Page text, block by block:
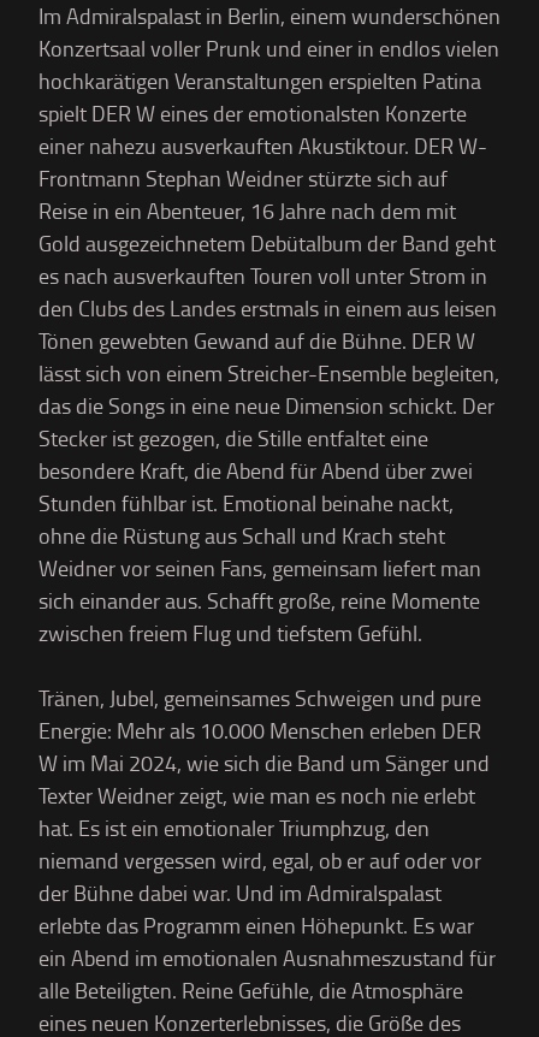
Im Admiralspalast in Berlin, einem wunderschönen
Konzertsaal voller Prunk und einer in endlos vielen
hochkarätigen Veranstaltungen erspielten Patina
spielt DER W eines der emotionalsten Konzerte
einer nahezu ausverkauften Akustiktour. DER W-
Frontmann Stephan Weidner stürzte sich auf
Reise in ein Abenteuer, 16 Jahre nach dem mit
Gold ausgezeichnetem Debütalbum der Band geht
es nach ausverkauften Touren voll unter Strom in
den Clubs des Landes erstmals in einem aus leisen
Tönen gewebten Gewand auf die Bühne. DER W
lässt sich von einem Streicher-Ensemble begleiten,
das die Songs in eine neue Dimension schickt. Der
Stecker ist gezogen, die Stille entfaltet eine
besondere Kraft, die Abend für Abend über zwei
Stunden fühlbar ist. Emotional beinahe nackt,
ohne die Rüstung aus Schall und Krach steht
Weidner vor seinen Fans, gemeinsam liefert man
sich einander aus. Schafft große, reine Momente
zwischen freiem Flug und tiefstem Gefühl.
Tränen, Jubel, gemeinsames Schweigen und pure
Energie: Mehr als 10.000 Menschen erleben DER
W im Mai 2024, wie sich die Band um Sänger und
Texter Weidner zeigt, wie man es noch nie erlebt
hat. Es ist ein emotionaler Triumphzug, den
niemand vergessen wird, egal, ob er auf oder vor
der Bühne dabei war. Und im Admiralspalast
erlebte das Programm einen Höhepunkt. Es war
ein Abend im emotionalen Ausnahmeszustand für
alle Beteiligten. Reine Gefühle, die Atmosphäre
eines neuen Konzerterlebnisses, die Größe des